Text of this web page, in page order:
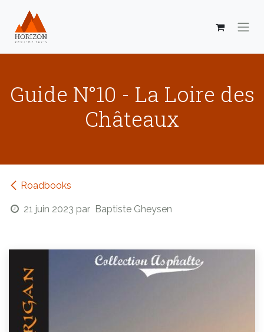
Guide N°10 - La Loire des
Châteaux
Roadbooks
21 juin 2023 par Baptiste Gheysen